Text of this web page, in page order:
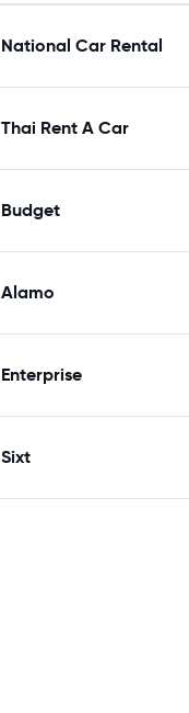
National Car Rental
Thai Rent A Car
Budget
Alamo
Enterprise
Sixt